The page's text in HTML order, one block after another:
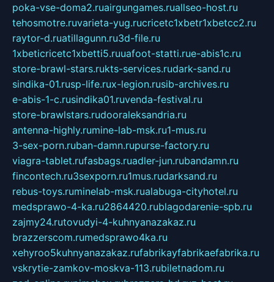
poka-vse-doma2.ruairgungames.ruallseo-host.ru
tehosmotre.ruvarieta-yug.rucricetc1xbetr1xbetcc2.ru
raytor-d.ruatillagunn.ru3d-file.ru
1xbeticricetc1xbetti5.ruuafoot-statti.rue-abis1c.ru
store-brawl-stars.rukts-services.rudark-sand.ru
sindika-01.rusp-life.rux-legion.rusib-archives.ru
e-abis-1-c.rusindika01.ruvenda-festival.ru
store-brawlstars.rudooraleksandria.ru
antenna-highly.rumine-lab-msk.ru1-mus.ru
3-sex-porn.ruban-damn.rupurse-factory.ru
viagra-tablet.rufasbags.ruadler-jun.rubandamn.ru
fincontech.ru3sexporn.ru1mus.rudarksand.ru
rebus-toys.ruminelab-msk.rualabuga-cityhotel.ru
medsprawo-4-ka.ru2864420.rublagodarenie-spb.ru
zajmy24.rutovudyi-4-kuhnyanazakaz.ru
brazzerscom.rumedsprawo4ka.ru
xehyroo5kuhnyanazakaz.rufabrikayfabrikaefabrika.ru
vskrytie-zamkov-moskva-113.rubiletnadom.ru